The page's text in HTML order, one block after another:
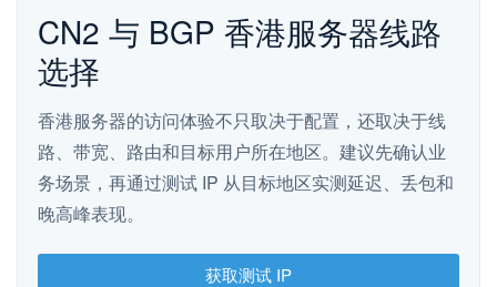
CN2 与 BGP 香港服务器线路
选择
香港服务器的访问体验不只取决于配置，还取决于线
路、带宽、路由和目标用户所在地区。建议先确认业
务场景，再通过测试 IP 从目标地区实测延迟、丢包和
晚高峰表现。
获取测试 IP